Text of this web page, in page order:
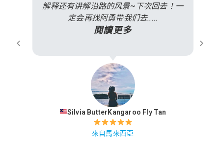
解释还有讲解沿路的风景~下次回去！一
定会再找阿勇带我们去.....
閱讀更多
Silvia ButterKangaroo Fly Tan
來自馬來西亞